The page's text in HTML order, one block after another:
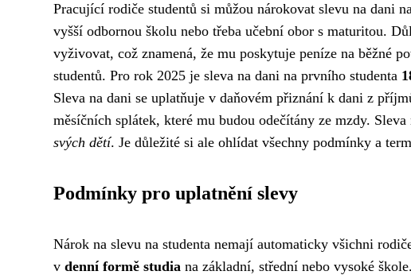
Pracující rodiče studentů si můžou nárokovat slevu na dani
vyšší odbornou školu nebo třeba učební obor s maturitou.
vyživovat, což znamená, že mu poskytuje peníze na běžné
studentů. Pro rok 2025 je sleva na dani na prvního studenta
Sleva na dani se uplatňuje v daňovém přiznání k dani z
měsíčních splátek, které mu budou odečítány ze mzdy.
svých dětí. Je důležité si ale ohlídat všechny podmínky a
Podmínky pro uplatnění slevy
Nárok na slevu na studenta nemají automaticky všichni
v denní formě studia na základní, střední nebo vysoké